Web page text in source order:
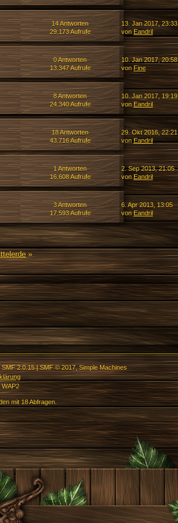
14 Antworten
29.173 Aufrufe
13. Jan 2017, 23:33
von Eandril
0 Antworten
13.347 Aufrufe
10. Jan 2017, 20:58
vonFine
8 Antworten
24.340 Aufrufe
10. Jan 2017, 19:19
von Eandril
18 Antworten
43.716 Aufrufe
29. Okt 2016, 22:21
vonEandril
1 Antworten
16.608 Aufrufe
2. Sep 2013, 21:05
vonEandril
3 Antworten
17.593 Aufrufe
6. Apr 2013, 13:05
vonEandril
»
SMF 2.0.15|SMF © 2017,Simple Machines
WAP2
mit 18 Abfragen.